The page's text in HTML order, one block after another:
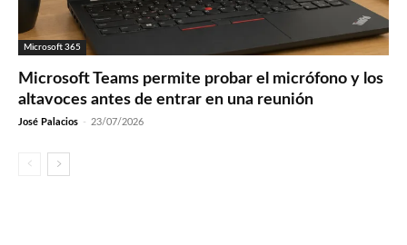
Microsoft 365
Microsoft Teams permite probar el micrófono y los
altavoces antes de entrar en una reunión
José Palacios - 23/07/2026